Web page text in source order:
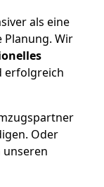
als eine
Planung. Wir
erfolgreich
Oder
unseren